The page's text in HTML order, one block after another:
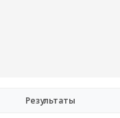
Результаты